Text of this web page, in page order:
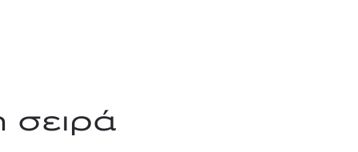
σειρά